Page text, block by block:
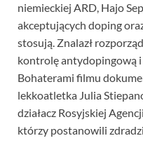
niemieckiej ARD, Hajo
akceptujących doping
stosują. Znalazł
kontrolę antydopingową
Bohaterami filmu
lekkoatletka Julia
działacz Rosyjskiej
którzy postanowili